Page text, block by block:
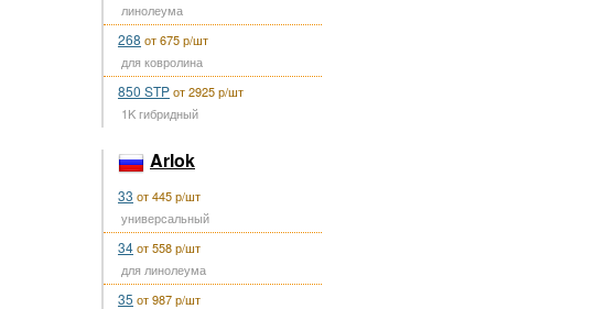
линолеума
268 от 675 р/шт
для ковролина
850 STPот 2925 р/шт
1K гибридный
Arlok
33 от 445 р/шт
универсальный
34от 558 р/шт
для линолеума
35 от 987 р/шт